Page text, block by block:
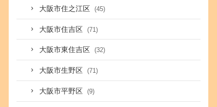
大阪市住之江区 (45)
大阪市住吉区 (71)
大阪市東住吉区 (32)
大阪市生野区 (71)
大阪市平野区 (9)